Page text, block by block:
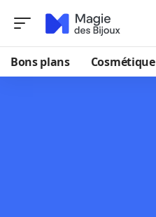
Bons plans Cosmétique